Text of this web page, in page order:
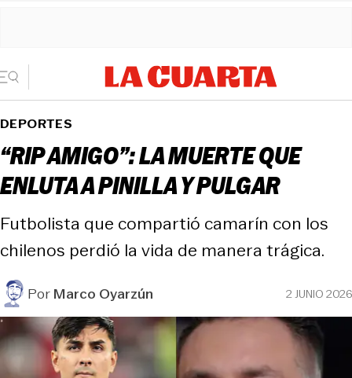
DEPORTES
“RIP AMIGO”: LA MUERTE QUE
ENLUTA A PINILLA Y PULGAR
Futbolista que compartió camarín con los
chilenos perdió la vida de manera trágica.
PorMarco Oyarzún 2 JUNIO 2026